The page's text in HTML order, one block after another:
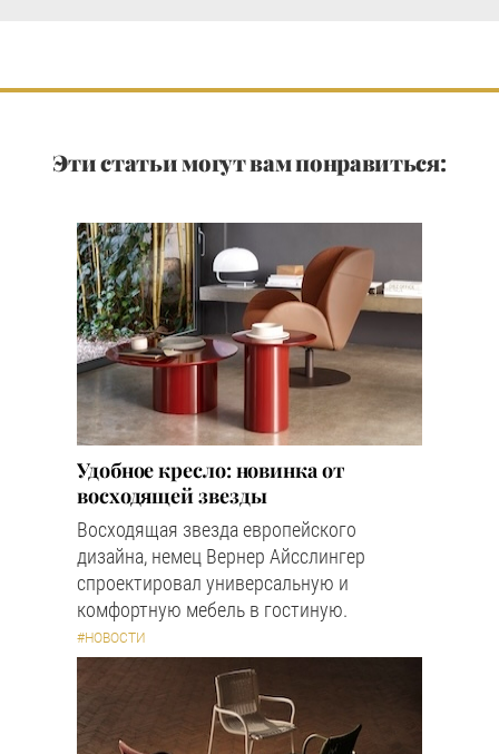
Эти статьи могут вам понравиться:
Удобное кресло: новинка от
восходящей звезды
Восходящая звезда европейского
дизайна, немец Вернер Айсслингер
спроектировал универсальную и
комфортную мебель в гостиную.
#НОВОСТИ